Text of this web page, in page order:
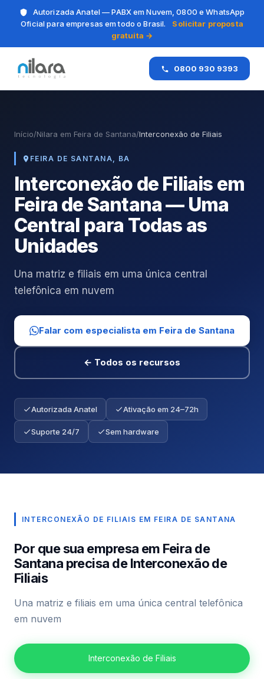
Autorizada Anatel — PABX em Nuvem, 0800 e WhatsApp
Oficial para empresas em todo o Brasil.
Solicitar proposta
gratuita →
0800 930 9393
Início/Nilara em Feira de Santana/Interconexão de Filiais
FEIRA DE SANTANA, BA
Interconexão de Filiais em
Feira de Santana — Uma
Central para Todas as
Unidades
Una matriz e filiais em uma única central
telefônica em nuvem
Falar com especialista em Feira de Santana
← Todos os recursos
Autorizada Anatel Ativação em 24–72h
Suporte 24/7 Sem hardware
INTERCONEXÃO DE FILIAIS EM FEIRA DE SANTANA
Por que sua empresa em Feira de
Santana precisa de Interconexão de
Filiais
Una matriz e filiais em uma única central telefônica
em nuvem
Interconexão de Filiais